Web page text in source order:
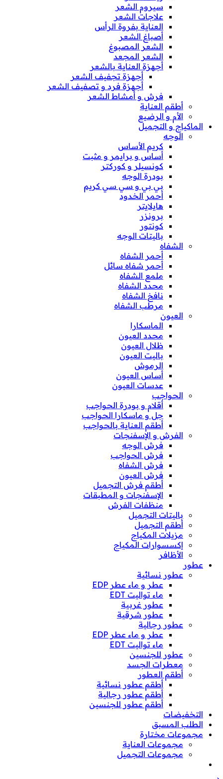
سيروم الشعر
علاجات الشعر
العناية بفروة الرأس
أصباغ الشعر
الشعر المصبوغ
الشعر المجعد
أجهزة العناية بالشعر
أجهزة تجفيف الشعر
أجهزة فرد و تصفيف الشعر
فرش و أمشاط الشعر
أطقم العناية
الأم و الرضيع
الماكياج و التجميل
الوجه
كريم الأساس
أساس و برايمر و مثبت
كونسيلر و كوركتر
بودرة الوجه
بي بي و سي سي كريم
أحمر الخدود
هايلايتر
برونزر
كونتور
باليتات الوجه
الشفاه
أحمر الشفاه
أحمر شفاه سائل
ملمع الشفاه
محدد الشفاه
نافخ الشفاه
مرطب الشفاه
العيون
الماسكارا
محدد العيون
ظلال العيون
باليت العيون
الرموش
أساس العيون
عدسات العيون
الحواجب
أقلام و بودرة الحواجب
جل و ماسكارا الحواجب
أطقم العناية بالحواجب
الفرش و الإسفنجات
فرش الوجه
فرش الحواجب
فرش الشفاه
فرش العيون
أطقم فرش التجميل
الإسفنجات و المطبقات
منظفات الفرش
باليتات التجميل
أطقم التجميل
مزيلات المكياج
إكسسوارات المكياج
الأظافر
عطور
عطور نسائية
عطر و ماء عطر EDP
ماء تواليت EDT
عطور غربية
عطور شرقية
عطور رجالية
عطر و ماء عطر EDP
ماء تواليت EDT
عطور للجنسين
معطرات الجسد
أطقم العطور
أطقم عطور نسائية
أطقم عطور رجالية
أطقم عطور للجنسين
التخفيضات
الطلب المسبق
مجموعات مختارة
مجموعات العناية
مجموعات التجميل